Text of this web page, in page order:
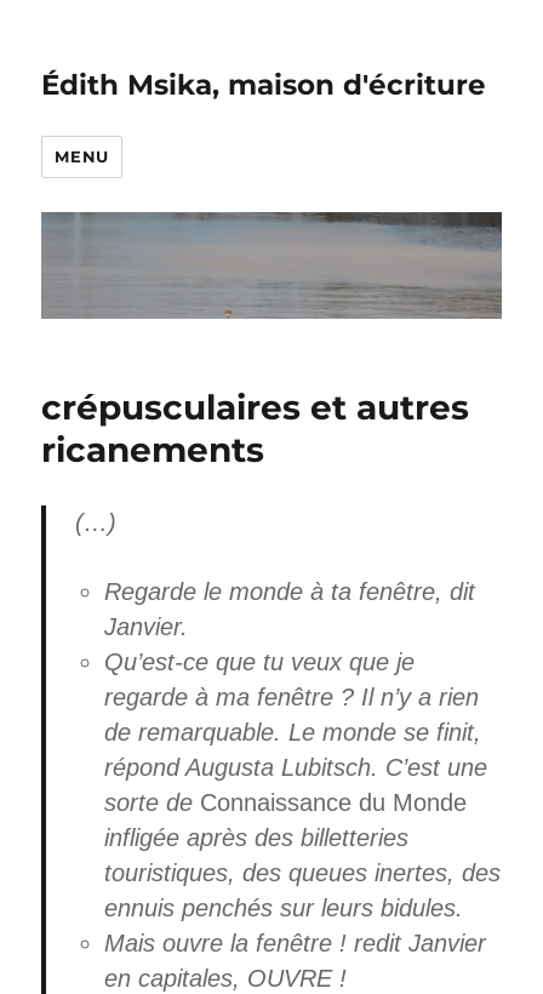
Édith Msika, maison d'écriture
MENU
crépusculaires et autres
ricanements
(…)
Regarde le monde à ta fenêtre, dit
Janvier.
Qu’est-ce que tu veux que je
regarde à ma fenêtre ? Il n’y a rien
de remarquable. Le monde se finit,
répond Augusta Lubitsch. C’est une
sorte de Connaissance du Monde
infligée après des billetteries
touristiques, des queues inertes, des
ennuis penchés sur leurs bidules.
Mais ouvre la fenêtre ! redit Janvier
en capitales, OUVRE !